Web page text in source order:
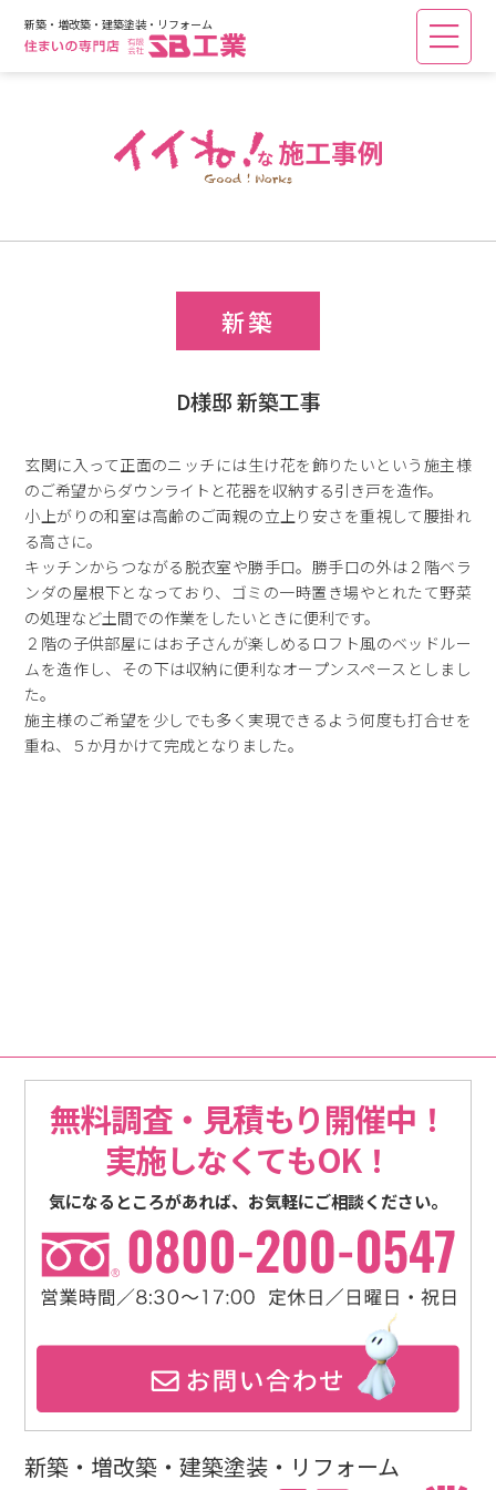
新築・増改築・建築塗装・リフォーム
新築
D様邸 新築工事
玄関に入って正面のニッチには生け花を飾りたいという施主様
のご希望からダウンライトと花器を収納する引き戸を造作。
小上がりの和室は高齢のご両親の立上り安さを重視して腰掛れ
る高さに。
キッチンからつながる脱衣室や勝手口。勝手口の外は２階ベラ
ンダの屋根下となっており、ゴミの一時置き場やとれたて野菜
の処理など土間での作業をしたいときに便利です。
２階の子供部屋にはお子さんが楽しめるロフト風のベッドルー
ムを造作し、その下は収納に便利なオープンスペースとしまし
た。
施主様のご希望を少しでも多く実現できるよう何度も打合せを
重ね、５か月かけて完成となりました。
無料調査・見積もり開催中！
実施しなくてもOK！
気になるところがあれば、お気軽にご相談ください。
新築・増改築・建築塗装・リフォーム